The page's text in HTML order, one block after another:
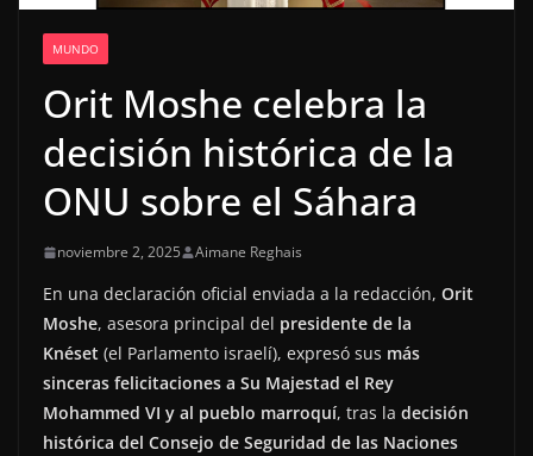
MUNDO
Orit Moshe celebra la
decisión histórica de la
ONU sobre el Sáhara
noviembre 2, 2025 Aimane Reghais
En una declaración oficial enviada a la redacción, Orit
Moshe, asesora principal del presidente de la
Knéset (el Parlamento israelí), expresó sus más
sinceras felicitaciones a Su Majestad el Rey
Mohammed VI y al pueblo marroquí, tras la decisión
histórica del Consejo de Seguridad de las Naciones